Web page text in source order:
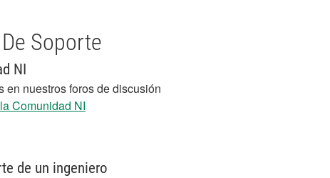
Soporte
NI
en nuestros foros de discusión
Comunidad NI
de un ingeniero